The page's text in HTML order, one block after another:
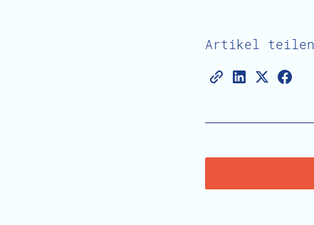
Artikel teilen